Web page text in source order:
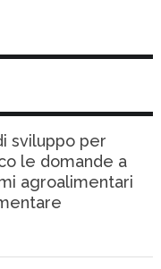
sviluppo per
le domande a
agroalimentari